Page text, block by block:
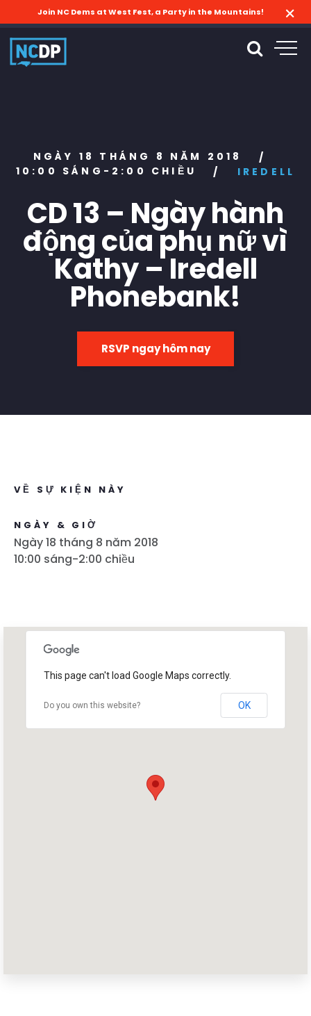
Join NC Dems at West Fest, a Party in the Mountains!
NGÀY 18 THÁNG 8 NĂM 2018
/
10:00 SÁNG-2:00 CHIỀU
/ IREDELL
CD 13 – Ngày hành
động của phụ nữ vì
Kathy – Iredell
Phonebank!
RSVP ngay hôm nay
VỀ SỰ KIỆN NÀY
NGÀY & GIỜ
Ngày 18 tháng 8 năm 2018
10:00 sáng-2:00 chiều
This page can't load Google Maps correctly.
Do you own this website? OK